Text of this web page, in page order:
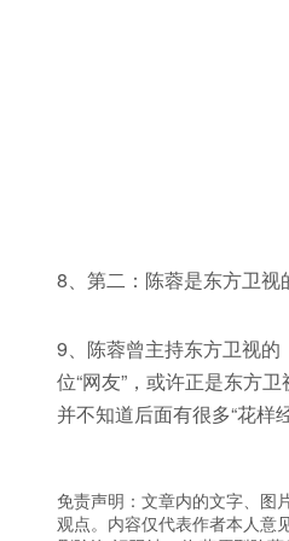
8、第二：陈蓉是东方卫视
9、陈蓉曾主持东方卫视
位“网友”，或许正是东方
并不知道后面有很多“花样经
免责声明：文章内的文字、图
观点。内容仅代表作者本人意